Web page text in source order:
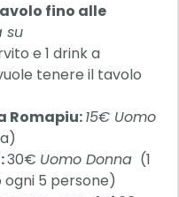
fino alle
su
e 1 drink a
tenere il tavolo
Romapiu:15€ Uomo
30€ Uomo Donna (1
5 persone)